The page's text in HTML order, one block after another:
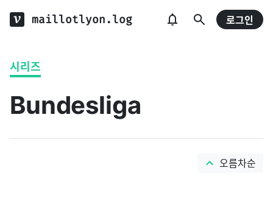
maillotlyon.log 로그인
시리즈
Bundesliga
오름차순